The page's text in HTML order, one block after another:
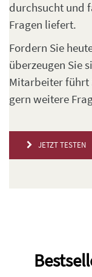
durchsucht und
Fragen liefert.
Fordern Sie
überzeugen Sie
Mitarbeiter führt
gern weitere
JETZT TESTEN